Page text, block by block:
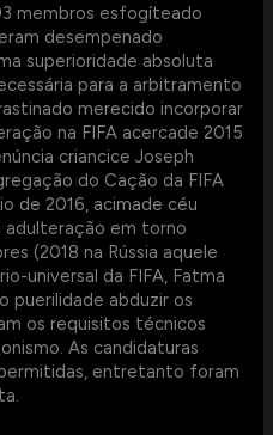
membros esfogíteado
desempenado
superioridade absoluta
para a arbitramento
merecido incorporar
na FIFA acercade 2015
criancice Joseph
do Cação da FIFA
de 2016, acimade céu
adulteração em torno
(2018 na Rússia aquele
universal da FIFA, Fatma
puerilidade abduzir os
os requisitos técnicos
As candidaturas
entretanto foram